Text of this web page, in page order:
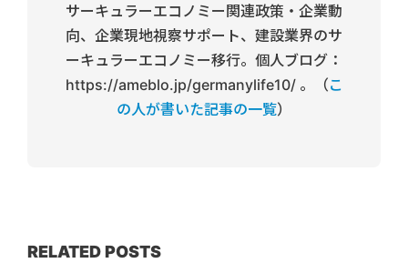
サーキュラーエコノミー関連政策・企業動
向、企業現地視察サポート、建設業界のサ
ーキュラーエコノミー移行。個人ブログ：
https://ameblo.jp/germanylife10/ 。（こ
の人が書いた記事の一覧）
RELATED POSTS